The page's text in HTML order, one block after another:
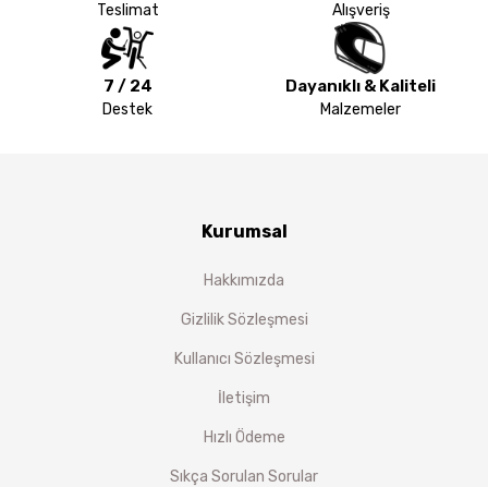
Teslimat Alışveriş
7 / 24
Destek
Dayanıklı & Kaliteli
Malzemeler
Kurumsal
Hakkımızda
Gizlilik Sözleşmesi
Kullanıcı Sözleşmesi
İletişim
Hızlı Ödeme
Sıkça Sorulan Sorular